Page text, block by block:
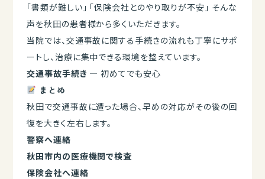
「書類が難しい」 「保険会社とのやり取りが不安」 そんな
声を秋田の患者様から多くいただきます。
当院では、交通事故に関する手続きの流れも丁寧にサポ
ートし、治療に集中できる環境を整えています。
交通事故手続き — 初めてでも安心
まとめ
秋田で交通事故に遭った場合、早めの対応がその後の回
復を大きく左右します。
警察へ連絡
秋田市内の医療機関で検査
保険会社へ連絡